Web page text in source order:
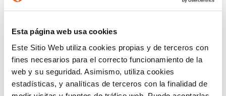
Esta página web usa cookies
Este Sitio Web utiliza cookies propias y de terceros con
fines necesarios para el correcto funcionamiento de la
web y su seguridad. Asimismo, utiliza cookies
estadísticas, y analíticas de terceros con la finalidad de
ENTIENDO Y ACEPTO el tratamiento de mis
explica con mayor detalle en la Política de
Privacidad.(Su negativa a facilitarnos la
autorización implicará la imposibilidad de tratar
sus datos con la finalidad indicada).